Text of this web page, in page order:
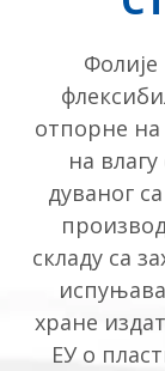
Фолије
отпорне
на
дуваног
складу са
хране
ЕУ о